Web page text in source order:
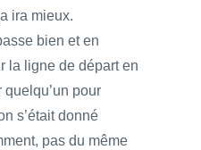
ira mieux.
bien et en
la ligne de départ en
pour
s’était donné
pas du même